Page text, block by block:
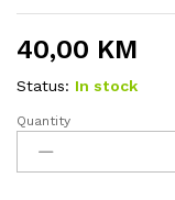
40,00 KM
Status: In stock
3D
posteljina
za
Quantity